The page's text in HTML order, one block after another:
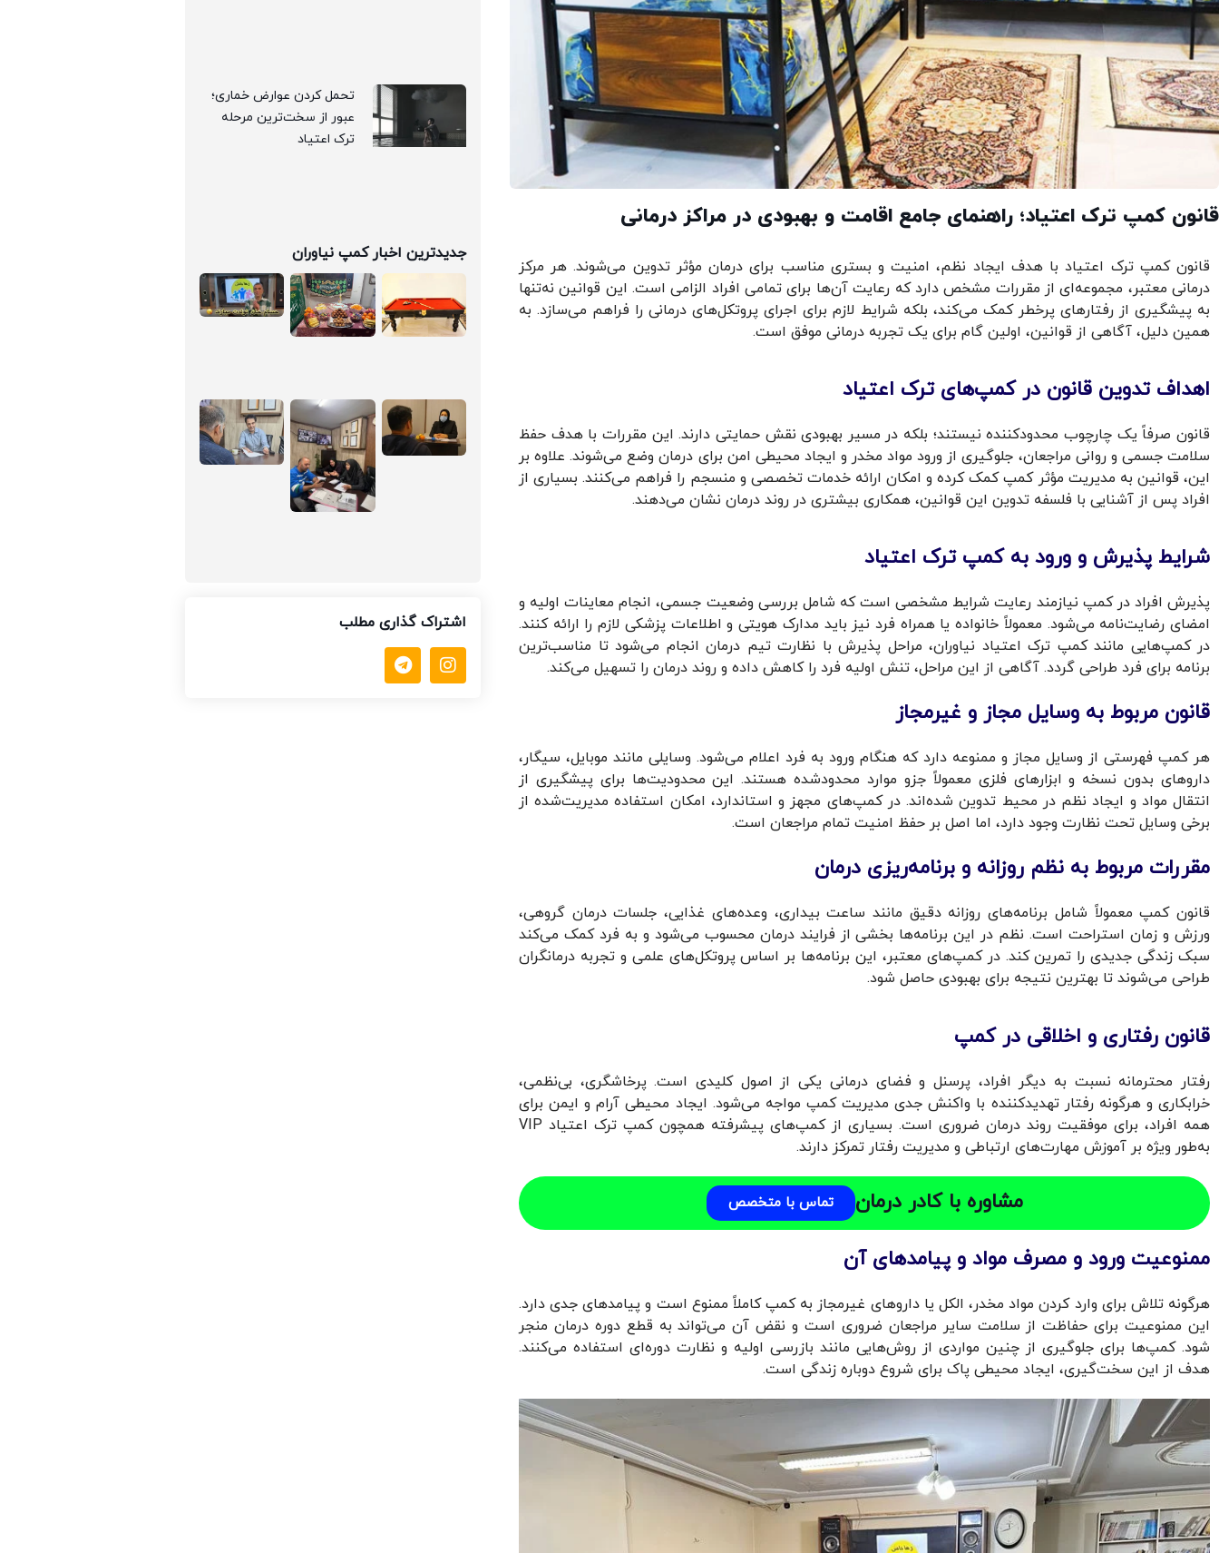
قانون کمپ ترک اعتیاد؛ راهنمای جامع اقامت و بهبودی در مراکز درمانی
قانون کمپ ترک اعتیاد با هدف ایجاد نظم، امنیت و بستری مناسب برای درمان مؤثر تدوین می‌شوند. هر مرکز
درمانی معتبر، مجموعه‌ای از مقررات مشخص دارد که رعایت آن‌ها برای تمامی افراد الزامی است. این قوانین نه‌تنها
به پیشگیری از رفتارهای پرخطر کمک می‌کند، بلکه شرایط لازم برای اجرای پروتکل‌های درمانی را فراهم می‌سازد. به
همین دلیل، آگاهی از قوانین، اولین گام برای یک تجربه درمانی موفق است.
اهداف تدوین قانون در کمپ‌های ترک اعتیاد
قانون صرفاً یک چارچوب محدودکننده نیستند؛ بلکه در مسیر بهبودی نقش حمایتی دارند. این مقررات با هدف حفظ
سلامت جسمی و روانی مراجعان، جلوگیری از ورود مواد مخدر و ایجاد محیطی امن برای درمان وضع می‌شوند. علاوه بر
این، قوانین به مدیریت مؤثر کمپ کمک کرده و امکان ارائه خدمات تخصصی و منسجم را فراهم می‌کنند. بسیاری از
افراد پس از آشنایی با فلسفه تدوین این قوانین، همکاری بیشتری در روند درمان نشان می‌دهند.
شرایط پذیرش و ورود به کمپ ترک اعتیاد
پذیرش افراد در کمپ نیازمند رعایت شرایط مشخصی است که شامل بررسی وضعیت جسمی، انجام معاینات اولیه و
امضای رضایت‌نامه می‌شود. معمولاً خانواده یا همراه فرد نیز باید مدارک هویتی و اطلاعات پزشکی لازم را ارائه کنند.
در کمپ‌هایی مانند کمپ ترک اعتیاد نیاوران، مراحل پذیرش با نظارت تیم درمان انجام می‌شود تا مناسب‌ترین
برنامه برای فرد طراحی گردد. آگاهی از این مراحل، تنش اولیه فرد را کاهش داده و روند درمان را تسهیل می‌کند.
قانون مربوط به وسایل مجاز و غیرمجاز
هر کمپ فهرستی از وسایل مجاز و ممنوعه دارد که هنگام ورود به فرد اعلام می‌شود. وسایلی مانند موبایل، سیگار،
داروهای بدون نسخه و ابزارهای فلزی معمولاً جزو موارد محدودشده هستند. این محدودیت‌ها برای پیشگیری از
انتقال مواد و ایجاد نظم در محیط تدوین شده‌اند. در کمپ‌های مجهز و استاندارد، امکان استفاده مدیریت‌شده از
برخی وسایل تحت نظارت وجود دارد، اما اصل بر حفظ امنیت تمام مراجعان است.
مقررات مربوط به نظم روزانه و برنامه‌ریزی درمان
قانون کمپ معمولاً شامل برنامه‌های روزانه دقیق مانند ساعت بیداری، وعده‌های غذایی، جلسات درمان گروهی،
ورزش و زمان استراحت است. نظم در این برنامه‌ها بخشی از فرایند درمان محسوب می‌شود و به فرد کمک می‌کند
سبک زندگی جدیدی را تمرین کند. در کمپ‌های معتبر، این برنامه‌ها بر اساس پروتکل‌های علمی و تجربه درمانگران
طراحی می‌شوند تا بهترین نتیجه برای بهبودی حاصل شود.
قانون رفتاری و اخلاقی در کمپ
رفتار محترمانه نسبت به دیگر افراد، پرسنل و فضای درمانی یکی از اصول کلیدی است. پرخاشگری، بی‌نظمی،
خرابکاری و هرگونه رفتار تهدیدکننده با واکنش جدی مدیریت کمپ مواجه می‌شود. ایجاد محیطی آرام و ایمن برای
همه افراد، برای موفقیت روند درمان ضروری است. بسیاری از کمپ‌های پیشرفته همچون کمپ ترک اعتیاد VIP
به‌طور ویژه بر آموزش مهارت‌های ارتباطی و مدیریت رفتار تمرکز دارند.
مشاوره با کادر درمان تماس با متخصص
ممنوعیت ورود و مصرف مواد و پیامدهای آن
هرگونه تلاش برای وارد کردن مواد مخدر، الکل یا داروهای غیرمجاز به کمپ کاملاً ممنوع است و پیامدهای جدی دارد.
این ممنوعیت برای حفاظت از سلامت سایر مراجعان ضروری است و نقض آن می‌تواند به قطع دوره درمان منجر
شود. کمپ‌ها برای جلوگیری از چنین مواردی از روش‌هایی مانند بازرسی اولیه و نظارت دوره‌ای استفاده می‌کنند.
هدف از این سخت‌گیری، ایجاد محیطی پاک برای شروع دوباره زندگی است.
تحمل کردن عوارض خماری؛
عبور از سخت‌ترین مرحله
ترک اعتیاد
جدیدترین اخبار کمپ نیاوران
اشتراک گذاری مطلب